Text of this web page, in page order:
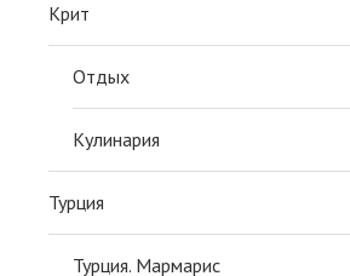
Крит
Отдых
Кулинария
Турция
Турция. Мармарис